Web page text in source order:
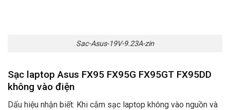
Sac-Asus-19V-9.23A-zin
Sạc laptop Asus FX95 FX95G FX95GT FX95DD
không vào điện
Dấu hiệu nhận biết: Khi cắm sạc laptop không vào nguồn và